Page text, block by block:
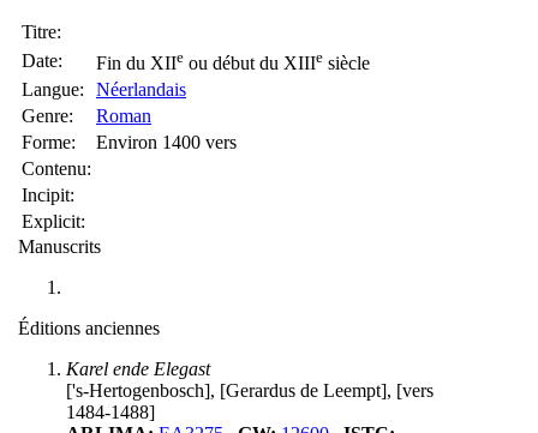
Titre:
Date:
Fin du XIIe ou début du XIIIe siècle
Langue:
Néerlandais
Genre:
Roman
Forme:
Environ 1400 vers
Contenu:
Incipit:
Explicit:
Manuscrits
Éditions anciennes
Karel ende Elegast
['s-Hertogenbosch], [Gerardus de Leempt], [vers
1484-1488]